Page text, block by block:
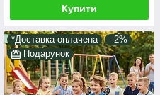
Купити
*Доставка оплачена
–2%
Подарунок